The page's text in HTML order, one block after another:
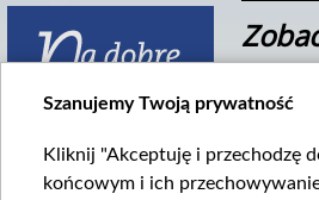
Szanujemy Twoją prywatność
Kliknij "Akceptuję i przechodzę
końcowym i ich